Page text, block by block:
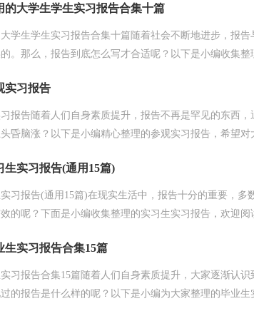
的大学生学生实习报告合集十篇
学生学生实习报告合集十篇随着社会不断地进步，报
。那么，报告到底怎么写才合适呢？以下是小编收集整
实习报告
报告随着人们自身素质提升，报告不再是罕见的东西
昏脑涨？以下是小编精心整理的参观实习报告，希望对
生实习报告(通用15篇)
习报告(通用15篇)在现实生活中，报告十分的重要，
的呢？下面是小编收集整理的实习生实习报告，欢迎阅
生实习报告合集15篇
习报告合集15篇随着人们自身素质提升，大家逐渐认
的报告是什么样的呢？以下是小编为大家整理的毕业生